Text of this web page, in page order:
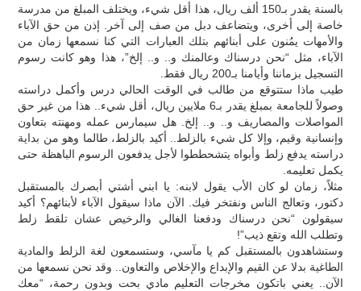
بالسنة يقدر بـ150 ألف ريال، هذا أقل شيء، ويختلف المبلغ من مدرسة
خاصة إلى أخرى، ويتضاعف دبل من صف إلى آخر. إذن من حق الآباء
والأمهات يمُنون على أبنائهم بتلك العبارات التي كنا نسمعها زمان من
الآباء، مثل “نحن درسناك وعالمنك و.. و.. إلخ”، هذا وهو كانت رسوم
التسجيل بزماننا وأيامنا بـ200 ريال فقط.
طيب ماذا ستتوقع من طالب في الوقت الحالي درس وأكمل دراسته
وصولاً للجامعة بمبلغ يقدر بـ6 ملايين ريال، أقل شيء.. هذا من غير حق
المواصلات والمصاريف و.. و.. إلخ. هل سيمارس عمله ومهنته بتعاون
وإنسانية وقيم، وإلا كل شيء بالزلط.. أكيد بالزلط، طالما وهو من بداية
دراسته يدفع زلط وأبواه يتشحططوا لأجل يدفعون الرسوم الباهظة حتى
يكمل تعليمه.
مثلاً، زمان لو كان الأب يقول لابنه: يا ابني أشتي أبصرك بالمستقبل
دكتور، وتعالج الناس ونفتخر فيك. الآن ماذا سيقول الآباء لأبنائهم؟ أكيد
سيقولون “نحن درسناك ودفعنا الغالي والرخيص عشان تلقط زلط
وتطلب الله وتقع ذيب”!
وستشاهدون بالمستقبل كم يا مآسي، وستسمعون لغة الزلط والمادية
الطاغية بدلا عن القيم والإبداع والإخلاص والتعاون.. وقد نحن نسمعها من
الآن.. يعني باتكون مخرجات التعليم مادي بحت وبدون رحمة، “معك